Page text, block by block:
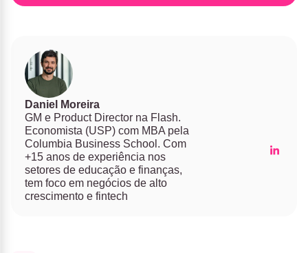
Daniel Moreira
GM e Product Director na Flash.
Economista (USP) com MBA pela
Columbia Business School. Com
+15 anos de experiência nos
setores de educação e finanças,
tem foco em negócios de alto
crescimento e fintech